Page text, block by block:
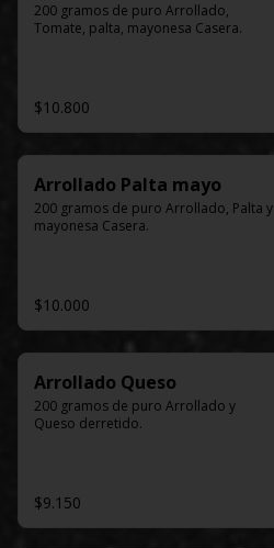
200 gramos de puro Arrollado,
Tomate, palta, mayonesa Casera.
$10.800
Arrollado Palta mayo
200 gramos de puro Arrollado, Palta y
mayonesa Casera.
$10.000
Arrollado Queso
200 gramos de puro Arrollado y
Queso derretido.
$9.150